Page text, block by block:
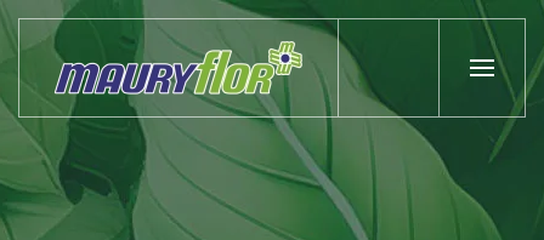
Skip to main content